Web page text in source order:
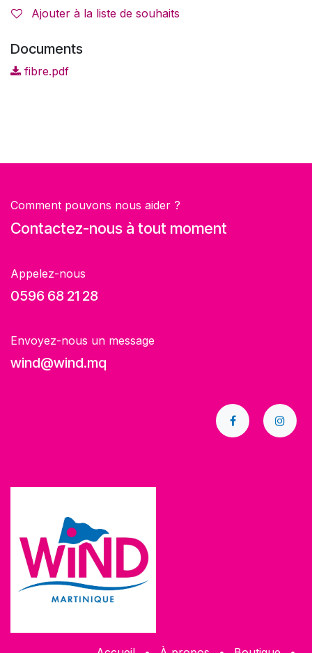
Ajouter à la liste de souhaits
Documents
fibre.pdf
Comment pouvons nous aider ?
Contactez-nous à tout moment
Appelez-nous
0596 68 21 28
Envoyez-nous un message
wind@wind.mq